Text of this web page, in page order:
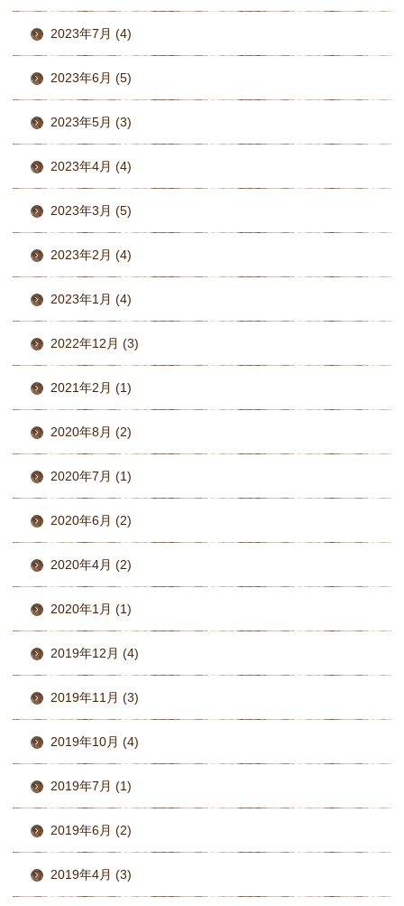
2023年7月 (4)
2023年6月 (5)
2023年5月 (3)
2023年4月 (4)
2023年3月 (5)
2023年2月 (4)
2023年1月 (4)
2022年12月 (3)
2021年2月 (1)
2020年8月 (2)
2020年7月 (1)
2020年6月 (2)
2020年4月 (2)
2020年1月 (1)
2019年12月 (4)
2019年11月 (3)
2019年10月 (4)
2019年7月 (1)
2019年6月 (2)
2019年4月 (3)